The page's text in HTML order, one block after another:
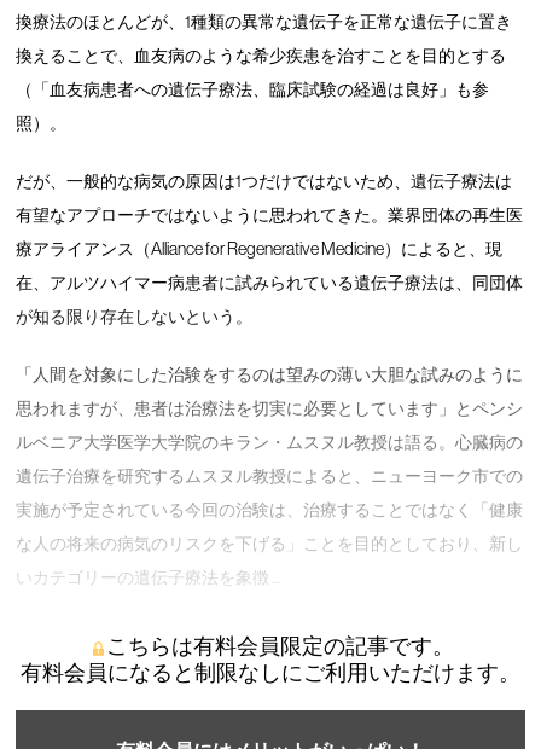
換療法のほとんどが、1種類の異常な遺伝子を正常な遺伝子に置き
換えることで、血友病のような希少疾患を治すことを目的とする
（「血友病患者への遺伝子療法、臨床試験の経過は良好」も参
照）。
だが、一般的な病気の原因は1つだけではないため、遺伝子療法は
有望なアプローチではないように思われてきた。業界団体の再生医
療アライアンス（Alliance for Regenerative Medicine）によると、現
在、アルツハイマー病患者に試みられている遺伝子療法は、同団体
が知る限り存在しないという。
「人間を対象にした治験をするのは望みの薄い大胆な試みのように
思われますが、患者は治療法を切実に必要としています」とペンシ
ルベニア大学医学大学院のキラン・ムスヌル教授は語る。心臓病の
遺伝子治療を研究するムスヌル教授によると、ニューヨーク市での
実施が予定されている今回の治験は、治療することではなく「健康
な人の将来の病気のリスクを下げる」ことを目的としており、新し
いカテゴリーの遺伝子療法を象徴 …
こちらは有料会員限定の記事です。
有料会員になると制限なしにご利用いただけます。